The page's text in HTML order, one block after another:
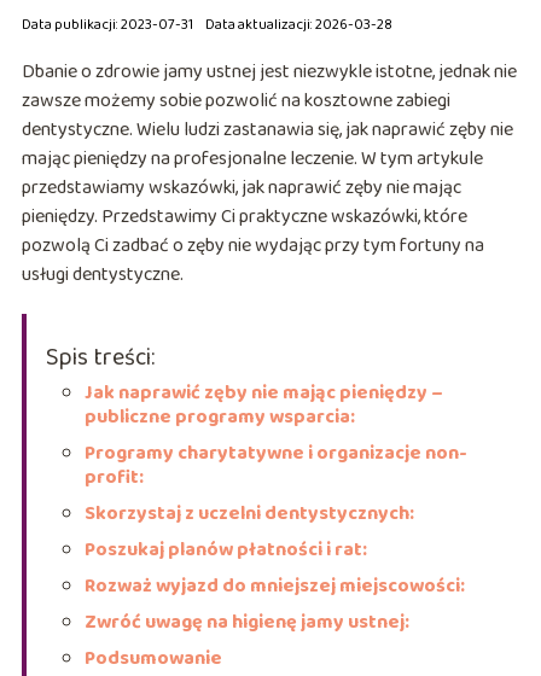
Data publikacji: 2023-07-31 Data aktualizacji: 2026-03-28
Dbanie o zdrowie jamy ustnej jest niezwykle istotne, jednak nie
zawsze możemy sobie pozwolić na kosztowne zabiegi
dentystyczne. Wielu ludzi zastanawia się, jak naprawić zęby nie
mając pieniędzy na profesjonalne leczenie. W tym artykule
przedstawiamy wskazówki, jak naprawić zęby nie mając
pieniędzy. Przedstawimy Ci praktyczne wskazówki, które
pozwolą Ci zadbać o zęby nie wydając przy tym fortuny na
usługi dentystyczne.
Spis treści:
Jak naprawić zęby nie mając pieniędzy –
publiczne programy wsparcia:
Programy charytatywne i organizacje non-
profit:
Skorzystaj z uczelni dentystycznych:
Poszukaj planów płatności i rat:
Rozważ wyjazd do mniejszej miejscowości:
Zwróć uwagę na higienę jamy ustnej:
Podsumowanie